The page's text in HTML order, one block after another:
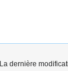
La dernière